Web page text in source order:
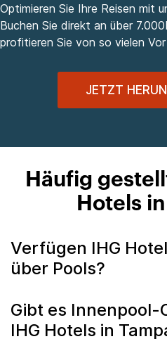
Optimieren Sie Ihre Reisen mit
Buchen Sie direkt an über
profitieren Sie von so vielen
JETZT
Häufig
Hotels
Verfügen IHG
über Pools?
Gibt es Innenpool-
IHG Hotels in